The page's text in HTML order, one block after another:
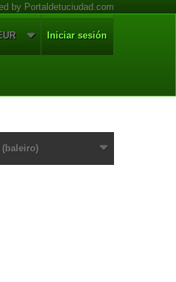
Iniciar sesión
(baleiro)